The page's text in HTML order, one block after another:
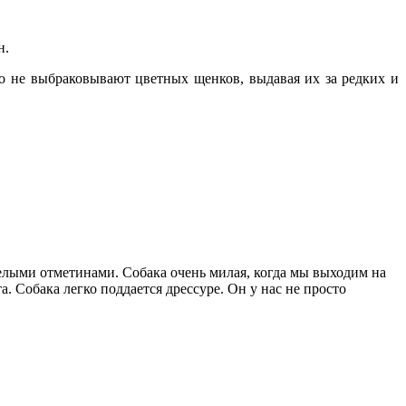
не выбраковывают цветных щенков, выдавая их за редких и
отметинами. Собака очень милая, когда мы выходим на
легко поддается дрессуре. Он у нас не просто